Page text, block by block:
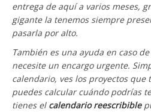
entrega de aquí a varios meses,
gigante la tenemos siempre
pasarla por alto.
También es una ayuda en caso
necesite un encargo urgente.
calendario, ves los proyectos que
puedes calcular cuándo podrías
tienes el calendario reescribible